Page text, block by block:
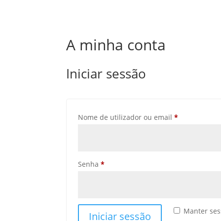
A minha conta
Iniciar sessão
Nome de utilizador ou email*Obrigatório
Senha*Obrigatório
Manter
Iniciar sessão